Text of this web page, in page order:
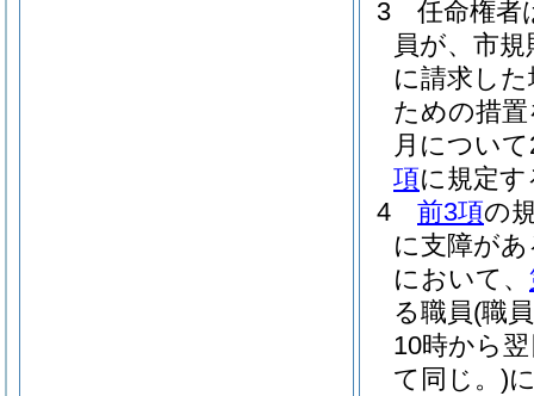
3
任命権者
員が、市
に請求し
ための措
月につい
項に規定
4
前3項の
に支障が
において、
る職員(職
10時から
て同じ。)